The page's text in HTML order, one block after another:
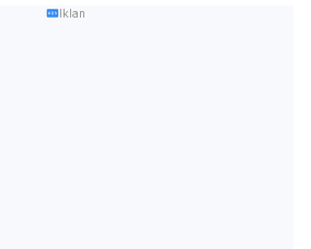
Iklan